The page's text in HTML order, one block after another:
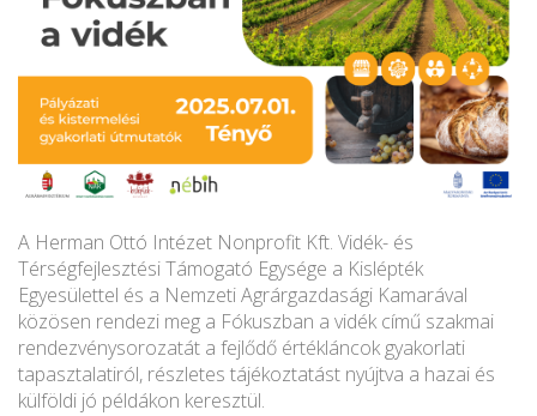
A Herman Ottó Intézet Nonprofit Kft. Vidék- és
Térségfejlesztési Támogató Egysége a Kislépték
Egyesülettel és a Nemzeti Agrárgazdasági Kamarával
közösen rendezi meg a Fókuszban a vidék című szakmai
rendezvénysorozatát a fejlődő értékláncok gyakorlati
tapasztalatiról, részletes tájékoztatást nyújtva a hazai és
külföldi jó példákon keresztül.